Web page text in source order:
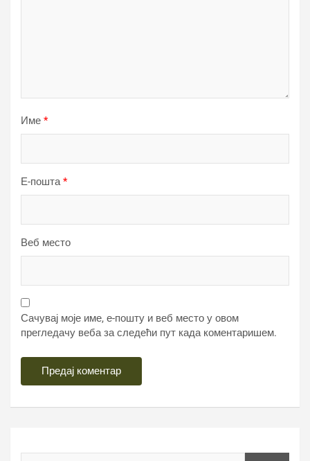
Име *
Е-пошта*
Веб место
Сачувај моје име, е-пошту и веб место у овом
прегледачу веба за следећи пут када коментаришем.